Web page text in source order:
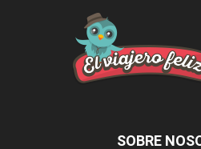
SOBRE